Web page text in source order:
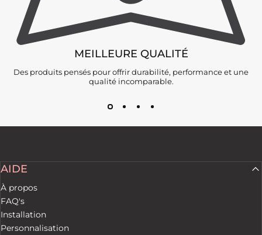
MEILLEURE QUALITÉ
Des produits pensés pour offrir durabilité, performance et une
qualité incomparable.
AIDE
À propos
FAQ's
Installation
Personnalisation